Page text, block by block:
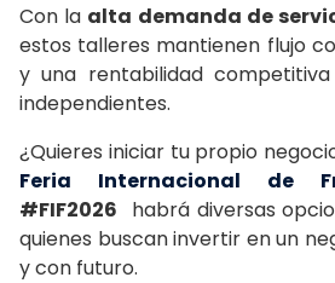
Con la alta demanda de
estos talleres mantienen flujo
y una rentabilidad
independientes.
¿Quieres iniciar tu propio
Feria Internacional de
#FIF2026 habrá diversas
quienes buscan invertir en un
y con futuro.